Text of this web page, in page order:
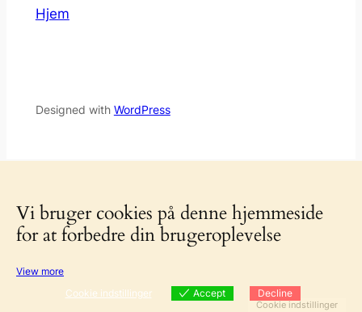
Hjem
Designed with WordPress
Vi bruger cookies på denne hjemmeside
for at forbedre din brugeroplevelse
View more
Cookie indstillinger
Accept Decline
Cookie indstillinger